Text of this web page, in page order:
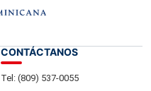
CONTÁCTANOS
Tel: (809) 537-0055